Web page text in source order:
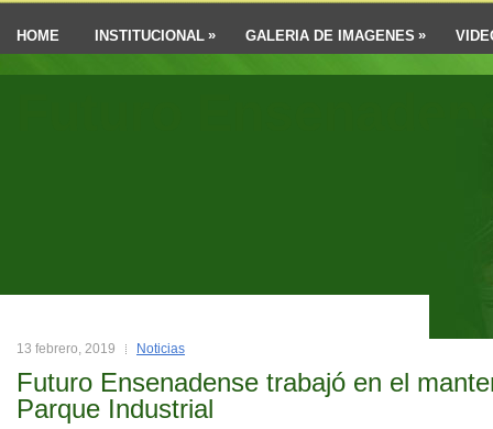
HOME INSTITUCIONAL » GALERIA DE IMAGENES »
13 febrero, 2019 Noticias
Futuro Ensenadense trabajó en el
Parque Industrial